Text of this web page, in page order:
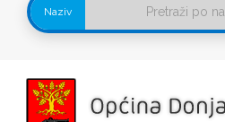
Naziv